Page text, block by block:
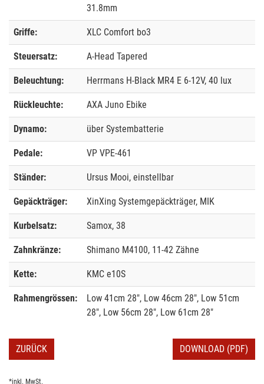
31.8mm
Griffe: XLC Comfort bo3
Steuersatz: A-Head Tapered
Beleuchtung: Herrmans H-Black MR4 E 6-12V, 40 lux
Rückleuchte: AXA Juno Ebike
Dynamo: über Systembatterie
Pedale: VP VPE-461
Ständer: Ursus Mooi, einstellbar
Gepäckträger: XinXing Systemgepäckträger, MIK
Kurbelsatz: Samox, 38
Zahnkränze: Shimano M4100, 11-42 Zähne
Kette: KMC e10S
Rahmengrössen:
Low 41cm 28", Low 46cm 28", Low 51cm
28", Low 56cm 28", Low 61cm 28"
ZURÜCK DOWNLOAD (PDF)
*inkl. MwSt.